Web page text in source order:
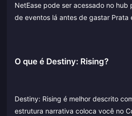
NetEase pode ser acessado no
de eventos lá antes de gastar Prata
O que é Destiny: Rising?
Destiny: Rising é melhor descrito
estrutura narrativa coloca você no